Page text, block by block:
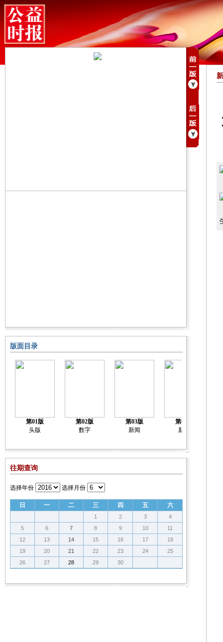
版面目录
第01版
头版
第02版
数字
第03版
新闻
第04版
新闻
往期查询
选择年份 选择月份
日 一 二 三 四 五 六
1 2 3
4
5
6 7 8 9 10
11
12
13 14 15 16 17
18
19
20 21 22 23 24
25
26
27 28 29 30